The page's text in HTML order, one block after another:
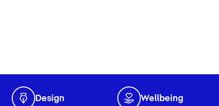
Design Wellbeing